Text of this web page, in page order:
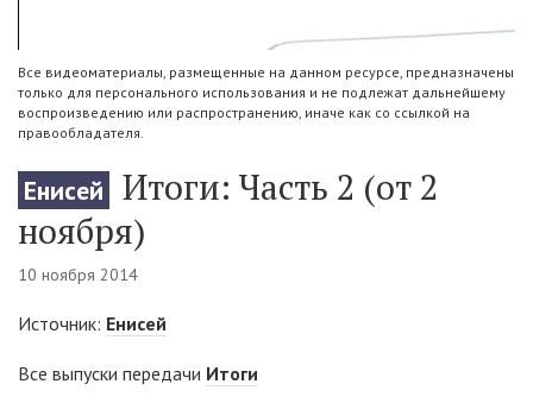
Все видеоматериалы, размещенные на данном ресурсе, предназначены
только для персонального использования и не подлежат дальнейшему
воспроизведению или распространению, иначе как со ссылкой на
правообладателя.
Енисей
Итоги: Часть 2 (от 2
ноября)
10 ноября 2014
Источник: Енисей
Все выпуски передачи Итоги